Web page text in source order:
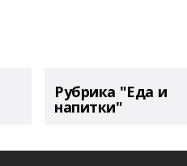
Рубрика "Еда и
напитки"